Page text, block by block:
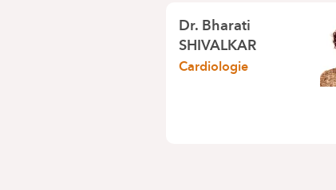
Dr.Bharati
SHIVALKAR
Cardiologie